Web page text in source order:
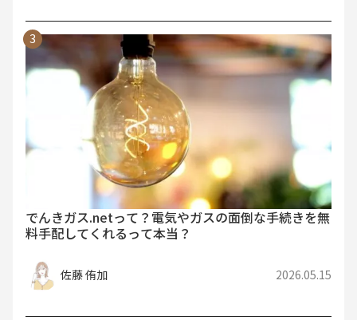
でんきガス.netって？電気やガスの面倒な手続きを無
料手配してくれるって本当？
佐藤 侑加 2026.05.15